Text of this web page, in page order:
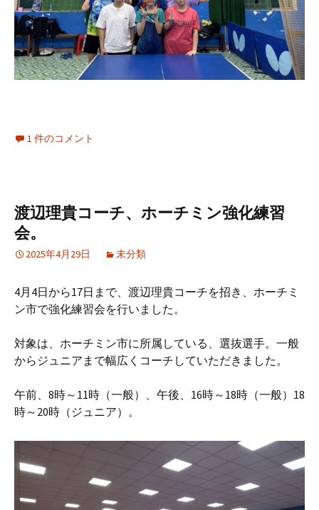
1 件のコメント
渡辺理貴コーチ、ホーチミン強化練習
会。
2025年4月29日 未分類
4月4日から17日まで、渡辺理貴コーチを招き、ホーチミ
ン市で強化練習会を行いました。
対象は、ホーチミン市に所属している、選抜選手。一般
からジュニアまで幅広くコーチしていただきました。
午前、8時～11時（一般）、午後、16時～18時（一般）18
時～20時（ジュニア）。